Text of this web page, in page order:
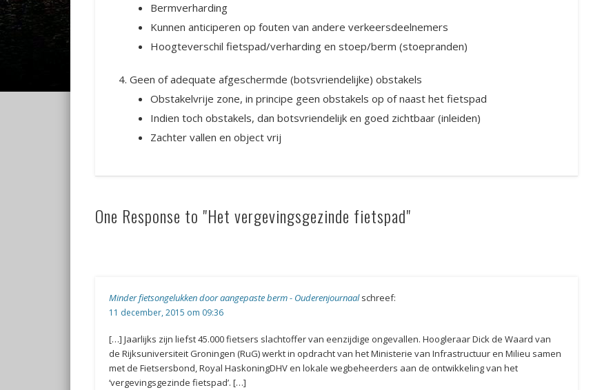
Bermverharding
Kunnen anticiperen op fouten van andere verkeersdeelnemers
Hoogteverschil fietspad/verharding en stoep/berm (stoepranden)
Geen of adequate afgeschermde (botsvriendelijke) obstakels
Obstakelvrije zone, in principe geen obstakels op of naast het fietspad
Indien toch obstakels, dan botsvriendelijk en goed zichtbaar (inleiden)
Zachter vallen en object vrij
One Response to "Het vergevingsgezinde fietspad"
Minder fietsongelukken door aangepaste berm - Ouderenjournaalschreef:
11 december, 2015 om 09:36
[…] Jaarlijks zijn liefst 45.000 fietsers slachtoffer van eenzijdige ongevallen. Hoogleraar Dick de Waard van
de Rijksuniversiteit Groningen (RuG) werkt in opdracht van het Ministerie van Infrastructuur en Milieu samen
met de Fietsersbond, Royal HaskoningDHV en lokale wegbeheerders aan de ontwikkeling van het
‘vergevingsgezinde fietspad’. […]